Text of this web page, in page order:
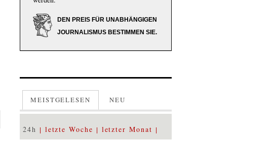
DEN PREIS FÜR UNABHÄNGIGEN
JOURNALISMUS BESTIMMEN SIE.
MEISTGELESEN NEU
24h letzte Woche letzter Monat